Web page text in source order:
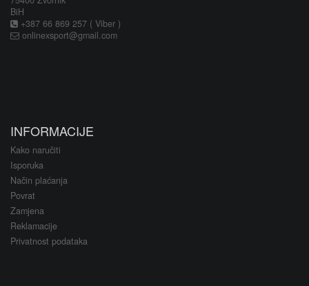
BiH
+387 66 869 257 ( Viber )
onlinexsport@gmail.com
INFORMACIJE
Kako naručiti
Isporuka
Način plaćanja
Povrat
Zamjena
Reklamacije
Privatnost podataka